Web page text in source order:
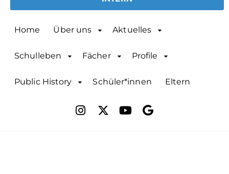
Home Über uns Aktuelles
Schulleben Fächer Profile
Public History Schüler*innen Eltern